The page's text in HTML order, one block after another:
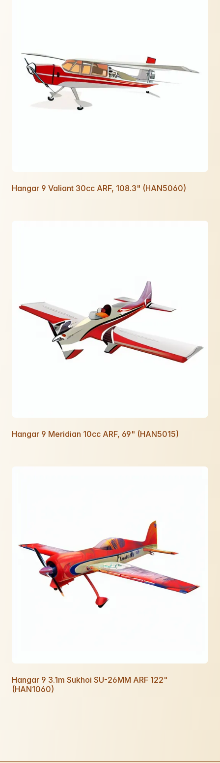
Hangar 9 Valiant 30cc ARF, 108.3" (HAN5060)
Hangar 9 Meridian 10cc ARF, 69" (HAN5015)
Hangar 9 3.1m Sukhoi SU-26MM ARF 122"
(HAN1060)